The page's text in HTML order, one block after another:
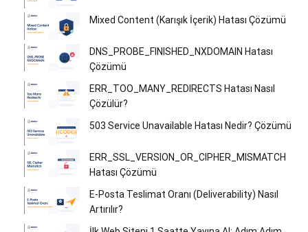
Mixed Content (Karışık İçerik) Hatası Çözümü
DNS_PROBE_FINISHED_NXDOMAIN Hatası
Çözümü
ERR_TOO_MANY_REDIRECTS Hatası Nasıl
Çözülür?
503 Service Unavailable Hatası Nedir? Çözümü
ERR_SSL_VERSION_OR_CIPHER_MISMATCH
Hatası Çözümü
E-Posta Teslimat Oranı (Deliverability) Nasıl
Artırılır?